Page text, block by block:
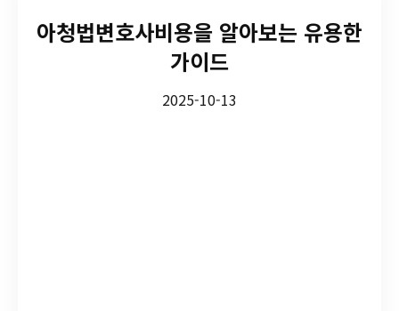
아청법변호사비용을 알아보는 유용한
가이드
2025-10-13